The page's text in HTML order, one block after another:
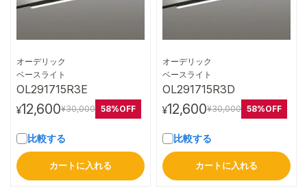
オーデリック
ベースライト
OL291715R3E
¥12,600¥30,000 58%OFF
比較する
カートに入れる
オーデリック
ベースライト
OL291715R3D
¥12,600¥30,000 58%OFF
比較する
カートに入れる